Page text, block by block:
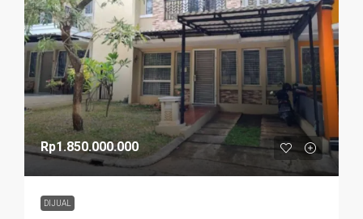
Rp1.850.000.000
DIJUAL